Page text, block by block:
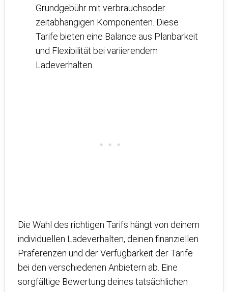
Grundgebühr mit verbrauchsoder
zeitabhängigen Komponenten. Diese
Tarife bieten eine Balance aus Planbarkeit
und Flexibilität bei variierendem
Ladeverhalten.
Die Wahl des richtigen Tarifs hängt von deinem
individuellen Ladeverhalten, deinen finanziellen
Präferenzen und der Verfügbarkeit der Tarife
bei den verschiedenen Anbietern ab. Eine
sorgfältige Bewertung deines tatsächlichen